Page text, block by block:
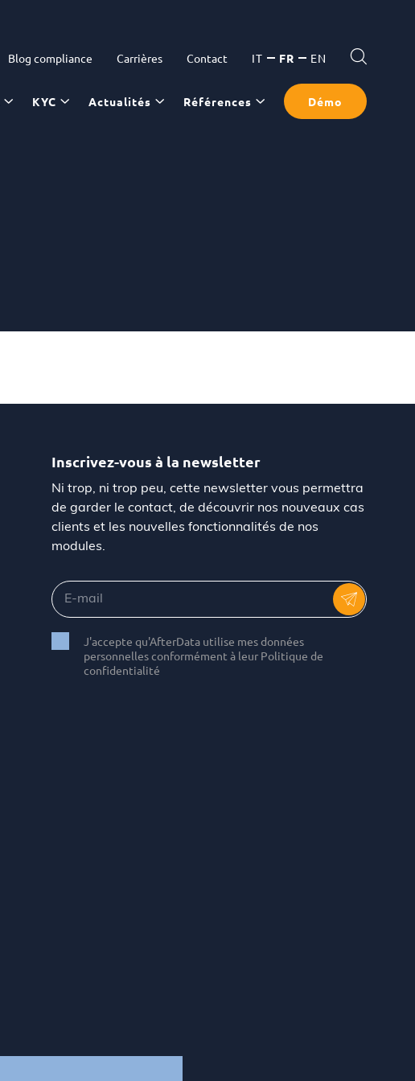
Blog compliance Carrières Contact IT FR EN
KYC Actualités Références Démo
Inscrivez-vous à la newsletter
Ni trop, ni trop peu, cette newsletter vous permettra
de garder le contact, de découvrir nos nouveaux cas
clients et les nouvelles fonctionnalités de nos
modules.
J'accepte qu'AfterData utilise mes données
personnelles conformément à leur Politique de
confidentialité